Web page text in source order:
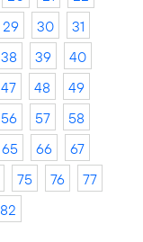
29 30
31
38 39
40
47 48
49
56 57
58
65 66
67
75 76
77
82